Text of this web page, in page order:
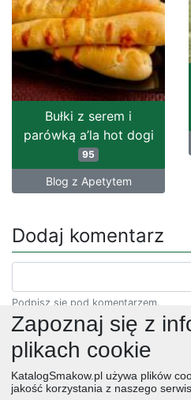
Bułki z serem i
parówką a’la hot dogi
95
Blog z Apetytem
Dodaj komentarz
Podpisz się pod komentarzem.
Zapoznaj się z
plikach cookie
KatalogSmakow.pl używa plików
jakość korzystania z naszego